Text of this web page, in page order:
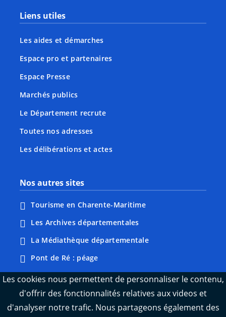
Liens utiles
Les aides et démarches
Espace pro et partenaires
Espace Presse
Marchés publics
Le Département recrute
Toutes nos adresses
Les délibérations et actes
Nos autres sites
Tourisme en Charente-Maritime
Les Archives départementales
La Médiathèque départementale
Pont de Ré : péage
Webcams : Ré info trafic
Webcams : Oléron info trafic
Manger 17
Les cookies nous permettent de personnaliser le contenu,
d'offrir des fonctionnalités relatives aux videos et
d'analyser notre trafic. Nous partageons également des